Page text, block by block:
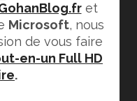
et
Microsoft, nous
de vous faire
en-un Full HD
.